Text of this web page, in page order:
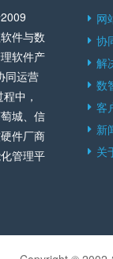
件与数
软件产
同运营
中，
城、信
件厂商
管理平
网
协
解
数
客
新
关